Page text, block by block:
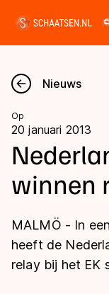
Nieuws
Kalender
Disciplines
Marathon
Langebaan
Shorttrack
Uitslagen
Langebaan
Tijden &
Nieuws
Op
20 januari 2013
winnen
MALMÖ - In
heeft de
relay bij het EK